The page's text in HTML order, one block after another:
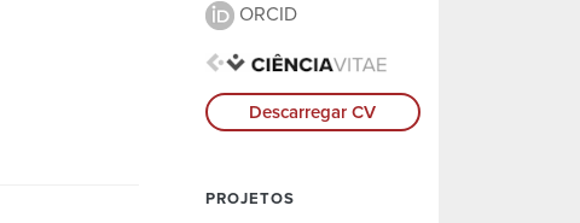
ORCID
Descarregar CV
PROJETOS